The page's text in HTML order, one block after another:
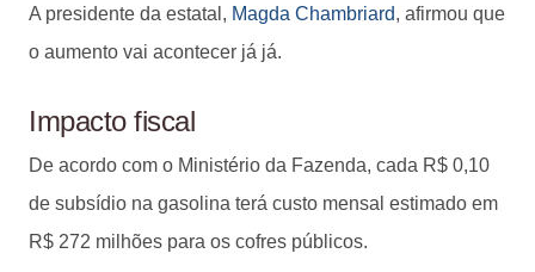
A presidente da estatal, Magda Chambriard, afirmou que
o aumento vai acontecer já já.
Impacto fiscal
De acordo com o Ministério da Fazenda, cada R$ 0,10
de subsídio na gasolina terá custo mensal estimado em
R$ 272 milhões para os cofres públicos.